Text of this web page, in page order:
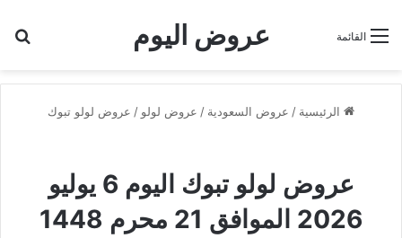
عروض اليوم القائمة
الرئيسية / عروض السعودية / عروض لولو / عروض لولو تبوك
عروض لولو تبوك اليوم 6 يوليو
2026 الموافق 21 محرم 1448